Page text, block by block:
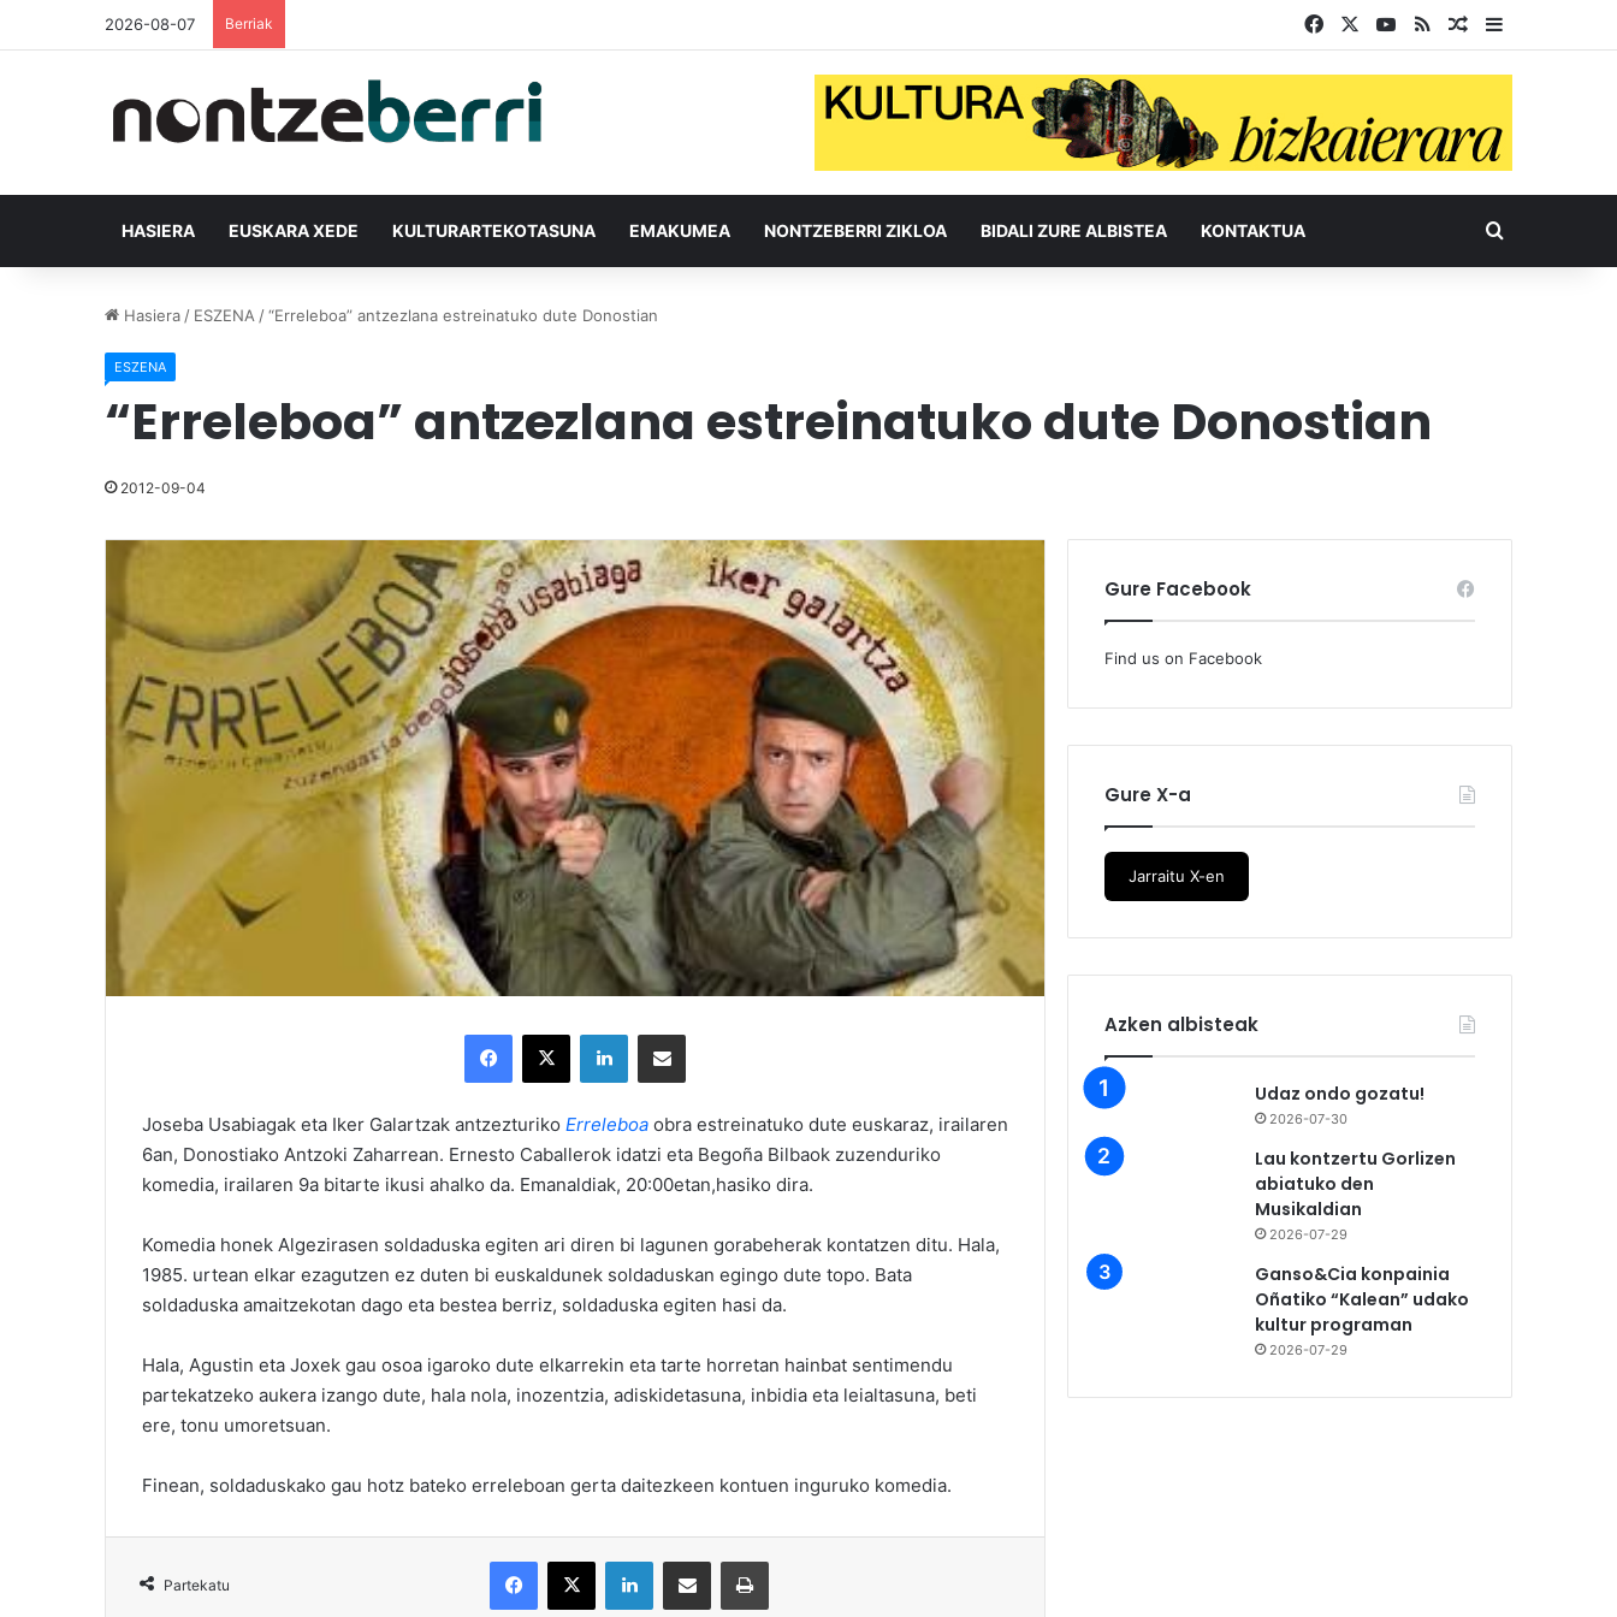
2026-08-07 Berriak Facebook YouTube
RSS Ausazko
HASIERA EUSKARA XEDE KULTURARTEKOTASUNA EMAKUMEA NONTZEBERRI ZIKLOA BIDALI ZURE ALBISTEA KONTAKTUA Bilatu
Hasiera / ESZENA /“Erreleboa” antzezlana estreinatuko dute Donostian
ESZENA
“Erreleboa” antzezlana estreinatuko dute Donostian
2012-09-04
Joseba Usabiagak eta Iker Galartzak antzezturiko Erreleboa obra estreinatuko dute euskaraz, irailaren
6an, Donostiako Antzoki Zaharrean. Ernesto Caballerok idatzi eta Begoña Bilbaok zuzenduriko
komedia, irailaren 9a bitarte ikusi ahalko da. Emanaldiak, 20:00etan,hasiko dira.
Komedia honek Algezirasen soldaduska egiten ari diren bi lagunen gorabeherak kontatzen ditu. Hala,
1985. urtean elkar ezagutzen ez duten bi euskaldunek soldaduskan egingo dute topo. Bata
soldaduska amaitzekotan dago eta bestea berriz, soldaduska egiten hasi da.
Hala, Agustin eta Joxek gau osoa igaroko dute elkarrekin eta tarte horretan hainbat sentimendu
partekatzeko aukera izango dute, hala nola, inozentzia, adiskidetasuna, inbidia eta leialtasuna, beti
ere, tonu umoretsuan.
Finean, soldaduskako gau hotz bateko erreleboan gerta daitezkeen kontuen inguruko komedia.
Partekatu
Gure Facebook
Find us on Facebook
Gure X-a
Jarraitu X-en
Azken albisteak
Udaz ondo gozatu!
2026-07-30
Lau kontzertu Gorlizen
abiatuko den
Musikaldian
2026-07-29
Ganso&Cia konpainia
Oñatiko “Kalean” udako
kultur programan
2026-07-29